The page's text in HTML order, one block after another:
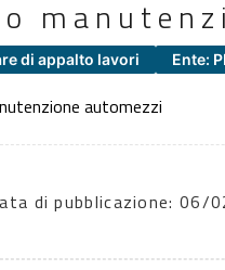
di appalto lavori Ente:
automezzi
di pubblicazione: 06/